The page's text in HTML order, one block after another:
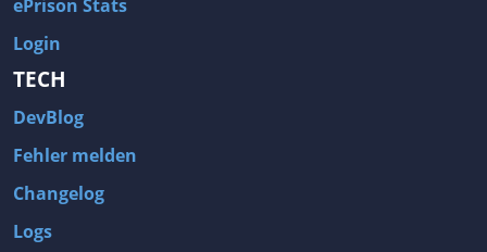
ePrison Stats
Login
TECH
DevBlog
Fehler melden
Changelog
Logs